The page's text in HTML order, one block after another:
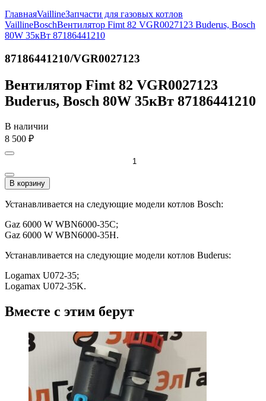
ГлавнаяVaillineЗапчасти для газовых котлов
VaillineBoschВентилятор Fimt 82 VGR0027123 Buderus, Bosch
80W 35кВт 87186441210
87186441210/VGR0027123
Вентилятор Fimt 82 VGR0027123
Buderus, Bosch 80W 35кВт 87186441210
В наличии
8 500 ₽
В корзину
Устанавливается на следующие модели котлов Bosch:
Gaz 6000 W WBN6000-35C;
Gaz 6000 W WBN6000-35H.
Устанавливается на следующие модели котлов Buderus:
Logamax U072-35;
Logamax U072-35K.
Вместе с этим берут